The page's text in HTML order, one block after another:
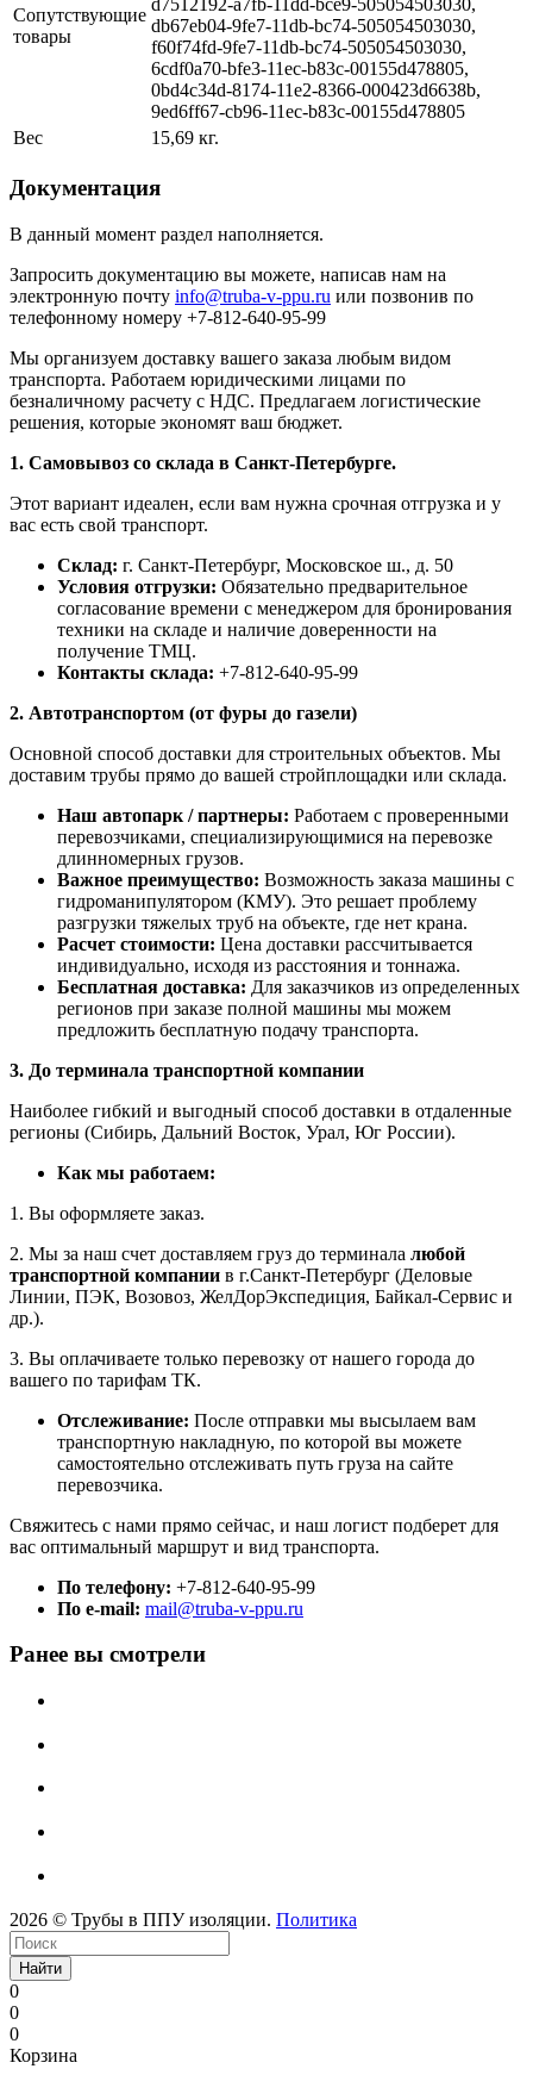
Сопутствующие
товары
d7512192-a7fb-11dd-bce9-505054503030,
db67eb04-9fe7-11db-bc74-505054503030,
f60f74fd-9fe7-11db-bc74-505054503030,
6cdf0a70-bfe3-11ec-b83c-00155d478805,
0bd4c34d-8174-11e2-8366-000423d6638b,
9ed6ff67-cb96-11ec-b83c-00155d478805
Вес
15,69 кг.
Документация
В данный момент раздел наполняется.
Запросить документацию вы можете, написав нам на
электронную почту info@truba-v-ppu.ru или позвонив по
телефонному номеру +7-812-640-95-99
Мы организуем доставку вашего заказа любым видом
транспорта. Работаем юридическими лицами по
безналичному расчету с НДС. Предлагаем логистические
решения, которые экономят ваш бюджет.
1. Самовывоз со склада в Санкт-Петербурге.
Этот вариант идеален, если вам нужна срочная отгрузка и у
вас есть свой транспорт.
Склад: г. Санкт-Петербург, Московское ш., д. 50
Условия отгрузки: Обязательно предварительное
согласование времени с менеджером для бронирования
техники на складе и наличие доверенности на
получение ТМЦ.
Контакты склада: +7-812-640-95-99
2. Автотранспортом (от фуры до газели)
Основной способ доставки для строительных объектов. Мы
доставим трубы прямо до вашей стройплощадки или склада.
Наш автопарк / партнеры: Работаем с проверенными
перевозчиками, специализирующимися на перевозке
длинномерных грузов.
Важное преимущество: Возможность заказа машины с
гидроманипулятором (КМУ). Это решает проблему
разгрузки тяжелых труб на объекте, где нет крана.
Расчет стоимости: Цена доставки рассчитывается
индивидуально, исходя из расстояния и тоннажа.
Бесплатная доставка: Для заказчиков из определенных
регионов при заказе полной машины мы можем
предложить бесплатную подачу транспорта.
3. До терминала транспортной компании
Наиболее гибкий и выгодный способ доставки в отдаленные
регионы (Сибирь, Дальний Восток, Урал, Юг России).
Как мы работаем:
1. Вы оформляете заказ.
2. Мы за наш счет доставляем груз до терминала любой
транспортной компании в г.Санкт-Петербург (Деловые
Линии, ПЭК, Возовоз, ЖелДорЭкспедиция, Байкал-Сервис и
др.).
3. Вы оплачиваете только перевозку от нашего города до
вашего по тарифам ТК.
Отслеживание: После отправки мы высылаем вам
транспортную накладную, по которой вы можете
самостоятельно отслеживать путь груза на сайте
перевозчика.
Свяжитесь с нами прямо сейчас, и наш логист подберет для
вас оптимальный маршрут и вид транспорта.
По телефону: +7-812-640-95-99
По e-mail: mail@truba-v-ppu.ru
Ранее вы смотрели
2026 © Трубы в ППУ изоляции. Политика
Найти
0
0
0
Корзина